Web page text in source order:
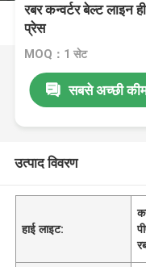
रबर कन्वर्टर बेल्ट लाइन
प्रेस
MOQ：1 सेट
सबसे अच्छी
उत्पाद विवरण
हाई लाइट: